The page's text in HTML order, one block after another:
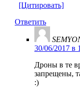
[Цитировать]
Ответить
30/06/2017 в
Дроны в те
запрещены,
:)